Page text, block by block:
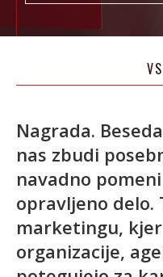
Nagrada.
nas zbudi
navadno
opravljeno delo.
marketingu,
organizacije,